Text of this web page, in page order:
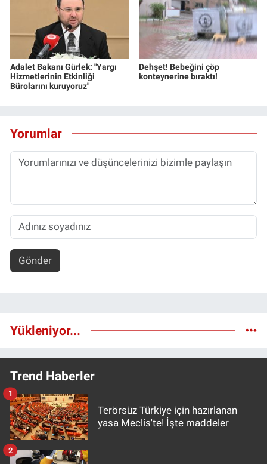
Adalet Bakanı Gürlek: "Yargı
Hizmetlerinin Etkinliği
Bürolarını kuruyoruz"
Dehşet! Bebeğini çöp
konteynerine bıraktı!
Yorumlar
Gönder
Yükleniyor...
Trend Haberler
Terörsüz Türkiye için hazırlanan
yasa Meclis'te! İşte maddeler
1
2